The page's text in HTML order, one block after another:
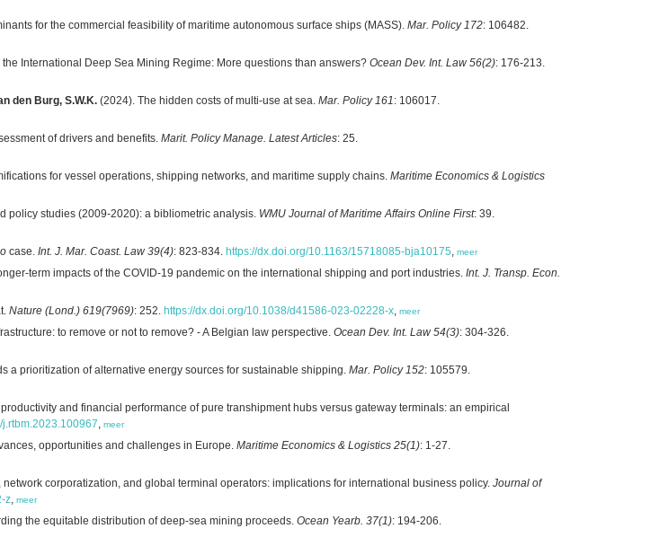
for the commercial feasibility of maritime autonomous surface ships (MASS). Mar. Policy 172: 106482.
International Deep Sea Mining Regime: More questions than answers? Ocean Dev. Int. Law 56(2): 176-213.
den Burg, S.W.K. (2024). The hidden costs of multi-use at sea. Mar. Policy 161: 106017.
of drivers and benefits. Marit. Policy Manage. Latest Articles: 25.
for vessel operations, shipping networks, and maritime supply chains. Maritime Economics & Logistics
policy studies (2009-2020): a bibliometric analysis. WMU Journal of Maritime Affairs Online First: 39.
case. Int. J. Mar. Coast. Law 39(4): 823-834. https://dx.doi.org/10.1163/15718085-bja10175, meer
term impacts of the COVID-19 pandemic on the international shipping and port industries. Int. J. Transp. Econ.
Nature (Lond.) 619(7969): 252. https://dx.doi.org/10.1038/d41586-023-02228-x, meer
to remove or not to remove? - A Belgian law perspective. Ocean Dev. Int. Law 54(3): 304-326.
a prioritization of alternative energy sources for sustainable shipping. Mar. Policy 152: 105579.
and financial performance of pure transhipment hubs versus gateway terminals: an empirical
, meer
opportunities and challenges in Europe. Maritime Economics & Logistics 25(1): 1-27.
corporatization, and global terminal operators: implications for international business policy. Journal of
z, meer
the equitable distribution of deep-sea mining proceeds. Ocean Yearb. 37(1): 194-206.